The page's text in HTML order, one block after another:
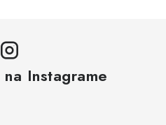
Instagrame